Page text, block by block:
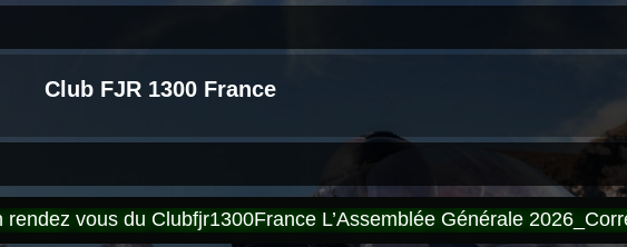
Club FJR 1300 France
rendez vous du Clubfjr1300France L’Assemblée Générale